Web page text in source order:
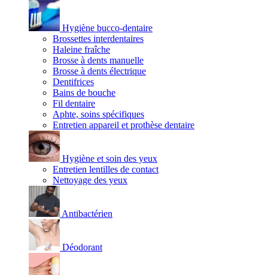
Hygiène bucco-dentaire
Brossettes interdentaires
Haleine fraîche
Brosse à dents manuelle
Brosse à dents électrique
Dentifrices
Bains de bouche
Fil dentaire
Aphte, soins spécifiques
Entretien appareil et prothèse dentaire
Hygiène et soin des yeux
Entretien lentilles de contact
Nettoyage des yeux
Antibactérien
Déodorant